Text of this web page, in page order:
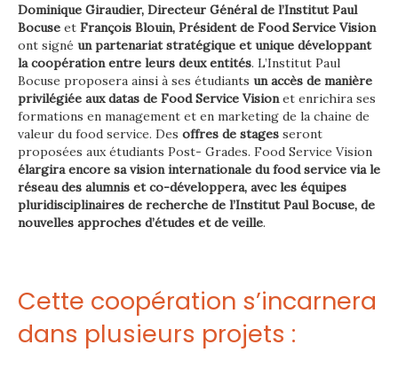
Dominique Giraudier, Directeur Général de l’Institut Paul
Bocuse et François Blouin, Président de Food Service Vision
ont signé un partenariat stratégique et unique développant
la coopération entre leurs deux entités. L’Institut Paul
Bocuse proposera ainsi à ses étudiants un accès de manière
privilégiée aux datas de Food Service Vision et enrichira ses
formations en management et en marketing de la chaine de
valeur du food service. Des offres de stages seront
proposées aux étudiants Post- Grades. Food Service Vision
élargira encore sa vision internationale du food service via le
réseau des alumnis et co-développera, avec les équipes
pluridisciplinaires de recherche de l’Institut Paul Bocuse, de
nouvelles approches d’études et de veille.
Cette coopération s’incarnera
dans plusieurs projets :